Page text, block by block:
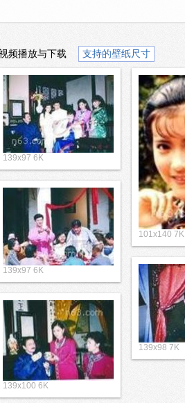
频播放与下载 支持的壁纸尺寸
139x97 6K
101x140 7K
139x97 6K
139x98 7K
139x100 6K